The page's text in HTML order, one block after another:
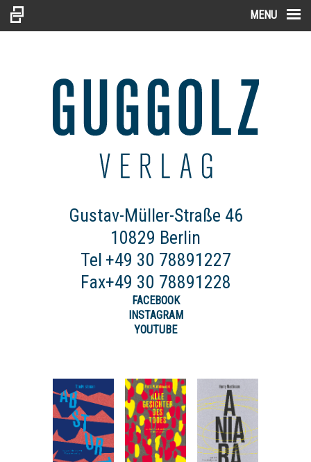
MENU
Gustav-Müller-Straße 46
10829 Berlin
Tel+49 30 78891227
Fax+49 30 78891228
FACEBOOK
INSTAGRAM
YOUTUBE